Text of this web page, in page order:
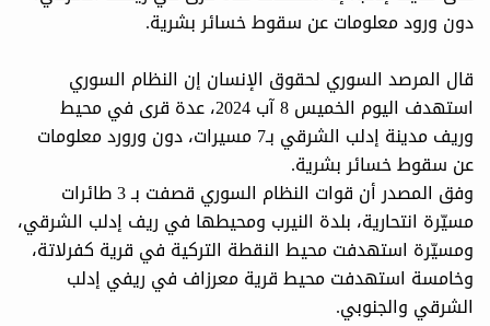
دون ورود معلومات عن سقوط خسائر بشرية.
قال المرصد السوري لحقوق الإنسان إن النظام السوري
استهدف اليوم الخميس 8 آب 2024، عدة قرى في محيط
وريف مدينة إدلب الشرقي بـ7 مسيرات، دون ورورد معلومات
عن سقوط خسائر بشرية.
وفق المصدر أن قوات النظام السوري قصفت بـ 3 طائرات
مسيّرة انتحارية، بلدة النيرب ومحيطها في ريف إدلب الشرقي،
ومسيّرة استهدفت محيط النقطة التركية في قرية كفرلاتة،
وخامسة استهدفت محيط قرية معرزاف في ريفي إدلب
الشرقي والجنوبي.